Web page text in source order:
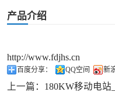
产品介绍
http://www.fdjhs.cn
百度分享： QQ空间 新
上一篇： 180KW移动电站